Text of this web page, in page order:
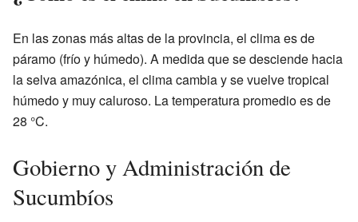
En las zonas más altas de la provincia, el clima es de
páramo (frío y húmedo). A medida que se desciende hacia
la selva amazónica, el clima cambia y se vuelve tropical
húmedo y muy caluroso. La temperatura promedio es de
28 °C.
Gobierno y Administración de
Sucumbíos